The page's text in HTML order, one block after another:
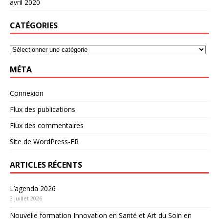
avril 2020
CATÉGORIES
MÉTA
Connexion
Flux des publications
Flux des commentaires
Site de WordPress-FR
ARTICLES RÉCENTS
L’agenda 2026
3 juillet 2026
Nouvelle formation Innovation en Santé et Art du Soin en